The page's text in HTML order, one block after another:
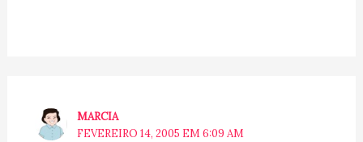
MARCIA
FEVEREIRO 14, 2005 EM 6:09 AM